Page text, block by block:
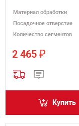
Материал обработки
Посадочное отверстие
Количество сегментов
2 465 ₽
Купить